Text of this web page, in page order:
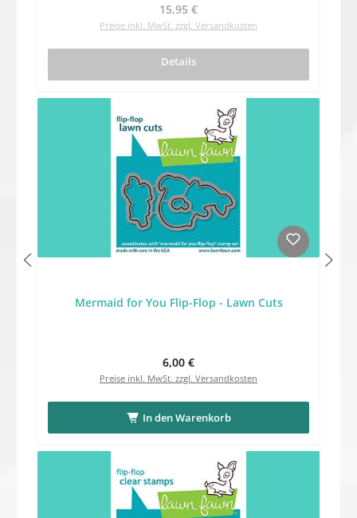
Regulärer Preis:
15,95 €
Preise inkl. MwSt. zzgl. Versandkosten
Details
Mermaid for You Flip-Flop - Lawn Cuts
Regulärer Preis:
6,00 €
Preise inkl. MwSt. zzgl. Versandkosten
In den Warenkorb